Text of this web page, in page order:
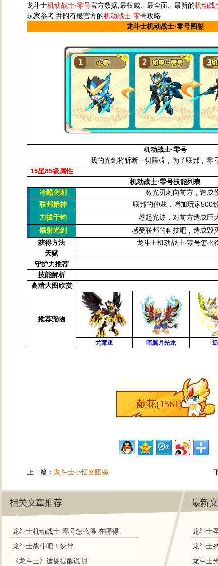
龙斗士机动战士·零号官方数据,最权威、最全面、最新的机动战
玩家参考,并附有最官方的机动战士·零号攻略
龙斗士机动战士·零号图鉴
机动战士·零号
我的光剑将斩断一切障碍，为了联邦，零
15星85级属性
机动战士·零号技能列表
冷酷突刺
激光刃刺向前方，造成
联邦精神 联邦的仲裁，增加玩家500
力拔千钧 卷起光波，对前方造成巨
镭射光剑
感受联邦的科技吧，造成毁
获得方法
龙斗士机动战士·零号怎么
天赋
守护力推荐
技能解析
高清大图欣赏
推荐宠物
尤莱亚 暗翼月光龙
献花(1561)
上一篇： 龙斗士小悟空图鉴
龙斗士机动战士·零号怎么得 在哪得
龙斗士战斗吧！伙伴
《龙斗士》适龄提醒说明